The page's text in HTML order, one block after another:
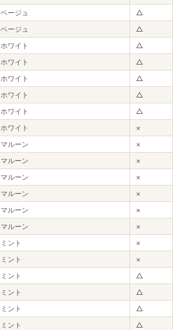
ベージュ
△
ベージュ
△
ホワイト
△
ホワイト
△
ホワイト
△
ホワイト
△
ホワイト
△
ホワイト
×
マルーン
×
マルーン
×
マルーン
×
マルーン
×
マルーン
×
マルーン
×
ミント
×
ミント
×
ミント
△
ミント
△
ミント
△
ミント
△